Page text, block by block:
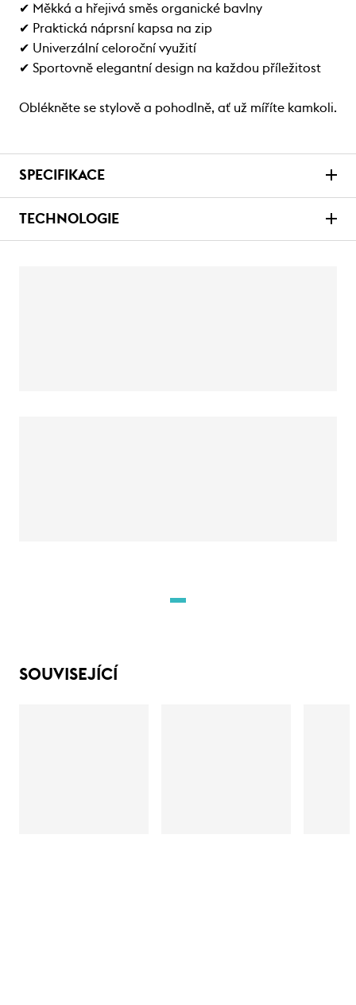
✔ Měkká a hřejivá směs organické bavlny
✔ Praktická náprsní kapsa na zip
✔ Univerzální celoroční využití
✔ Sportovně elegantní design na každou příležitost
Oblékněte se stylově a pohodlně, ať už míříte kamkoli.
SPECIFIKACE
TECHNOLOGIE
SOUVISEJÍCÍ